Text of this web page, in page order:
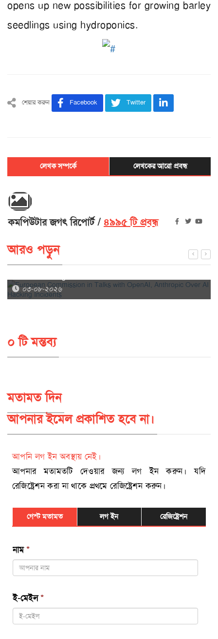
opens up new possibilities for growing barley
seedlings using hydroponics.
শেয়ার করুন Facebook Twitter
লেখক সম্পর্কে লেখকের আরো প্রবন্ধ
কমপিউটার জগৎ রিপোর্ট ৪৯৯৫ টি প্রবন্ধ
আরও পড়ুন
European Commission in Talks with OpenAI, Anthropic
০৩-০৮-২০২৬
০ টি মন্তব্য
মতামত দিন
আপনার ইমেল প্রকাশিত হবে না।
আপনি লগ ইন অবস্থায় নেই।
আপনার মতামতটি দেওয়ার জন্য লগ ইন করুন। যদি
রেজিষ্ট্রেশন করা না থাকে প্রথমে রেজিষ্ট্রেশন করুন।
গেস্ট মতামত লগ ইন রেজিষ্ট্রেশন
নাম*
ই-মেইল*